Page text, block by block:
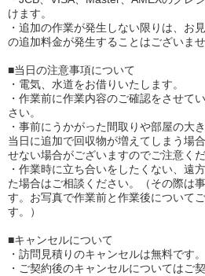
けます。
・追加の作業が発生しない限りは、お
の追加料金が発生することはございませ
■当日の注意事項について
・電気、水道をお借りいたします。
・作業前に作業内容のご確認をさせて
さい。
・事前にうかがった間取りや部屋の大
当日に追加で回収物が増えてしまう場
せない場合がございますのでご注意くだ
・作業時に立ち合いをしたくない、遠
た場合はご相談ください。（その際は
す。お写真で作業前と作業後について
す。）
■キャンセルについて
・訪問見積りのキャンセルは無料です。
・ご契約後のキャンセルについてはご